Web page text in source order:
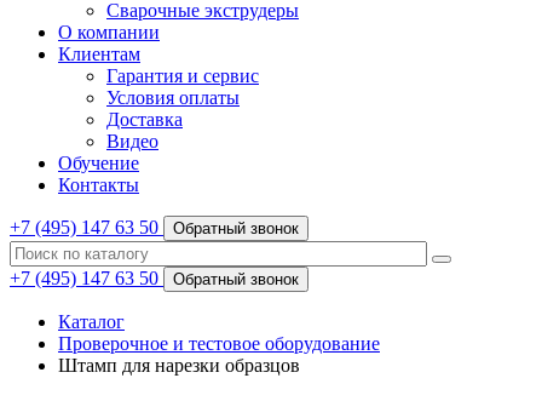
Сварочные экструдеры
О компании
Клиентам
Гарантия и сервис
Условия оплаты
Доставка
Видео
Обучение
Контакты
+7 (495) 147 63 50 Обратный звонок
+7 (495) 147 63 50 Обратный звонок
Каталог
Проверочное и тестовое оборудование
Штамп для нарезки образцов